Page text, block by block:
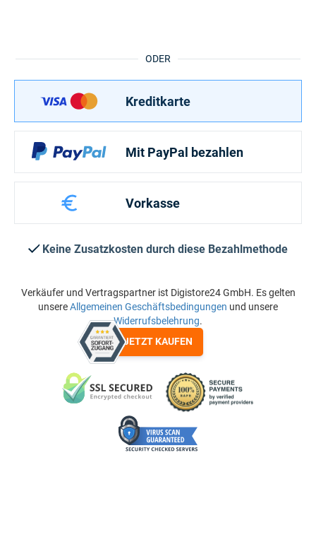
ODER
Kreditkarte
Mit PayPal bezahlen
Vorkasse
Keine Zusatzkosten durch diese Bezahlmethode
Verkäufer und Vertragspartner ist Digistore24 GmbH. Es gelten
unsereAllgemeinen Geschäftsbedingungen und unsere
Widerrufsbelehrung.
JETZT KAUFEN